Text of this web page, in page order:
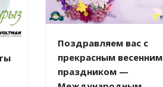
Поздравляем вас с
прекрасным весенним
праздником —